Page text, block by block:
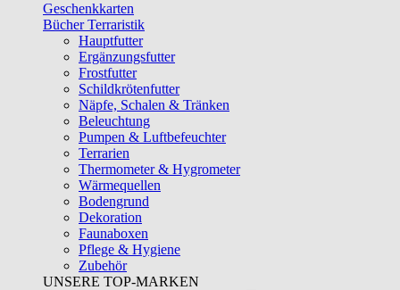
Geschenkkarten
Bücher Terraristik
Hauptfutter
Ergänzungsfutter
Frostfutter
Schildkrötenfutter
Näpfe, Schalen & Tränken
Beleuchtung
Pumpen & Luftbefeuchter
Terrarien
Thermometer & Hygrometer
Wärmequellen
Bodengrund
Dekoration
Faunaboxen
Pflege & Hygiene
Zubehör
UNSERE TOP-MARKEN